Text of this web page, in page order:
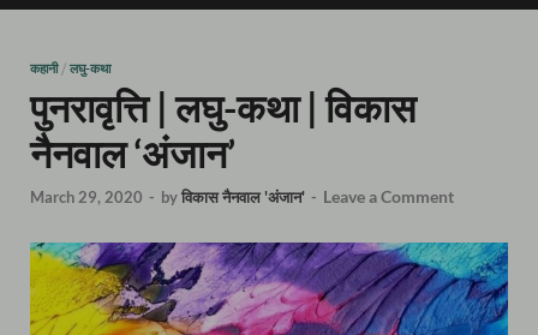
कहानी/ लघु-कथा
पुनरावृत्ति | लघु-कथा | विकास
नैनवाल ‘अंजान’
March 29, 2020 - byविकास नैनवाल 'अंजान' - Leave a Comment